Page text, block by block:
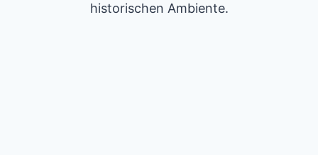
historischen Ambiente.